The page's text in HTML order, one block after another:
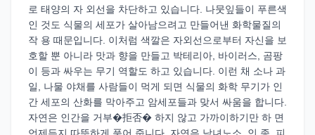
로 태양의 자 외선을 차단하고 있습니다. 나뭇잎들이 푸른색
인 것도 식물의 세포가 살아남으려고 만들어낸 화학물질의
작 용 때문입니다. 이처럼 색깔은 자외선으로부터 자신을 보
호할 뿐 아니라 맛과 향을 만들고 박테리아, 바이러스, 곰팡
이 등과 싸우는 무기 역할도 하고 있습니다. 이런 채 소나 과
일, 나물 야채를 사람들이 먹게 되면 식물의 화학 무기가 인
간 세포의 산화를 막아주고 암세포들과 맞서 싸움을 합니다.
자연은 인간을 거부�拒否� 하지 않고 가까이하기만 하 면